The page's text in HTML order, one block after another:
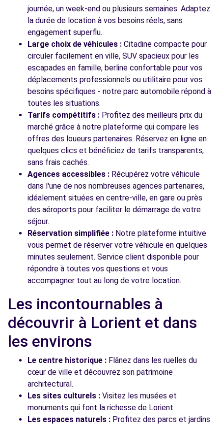
Voir toutes les agences
journée, un week-end ou plusieurs semaines. Adaptez
la durée de location à vos besoins réels, sans
engagement superflu.
Large choix de véhicules : Citadine compacte pour
circuler facilement en ville, SUV spacieux pour les
escapades en famille, berline confortable pour vos
déplacements professionnels ou utilitaire pour vos
besoins spécifiques - notre parc automobile répond à
toutes les situations.
Tarifs compétitifs : Profitez des meilleurs prix du
marché grâce à notre plateforme qui compare les
offres des loueurs partenaires. Réservez en ligne en
quelques clics et bénéficiez de tarifs transparents,
sans frais cachés.
Agences accessibles : Récupérez votre véhicule
dans l'une de nos nombreuses agences partenaires,
idéalement situées en centre-ville, en gare ou près
des aéroports pour faciliter le démarrage de votre
séjour.
Réservation simplifiée : Notre plateforme intuitive
vous permet de réserver votre véhicule en quelques
minutes seulement. Service client disponible pour
répondre à toutes vos questions et vous
accompagner tout au long de votre location.
Les incontournables à
découvrir à Lorient et dans
les environs
Le centre historique : Flânez dans les ruelles du
cœur de ville et découvrez son patrimoine
architectural.
Les sites culturels : Visitez les musées et
monuments qui font la richesse de Lorient.
Les espaces naturels : Profitez des parcs et jardins